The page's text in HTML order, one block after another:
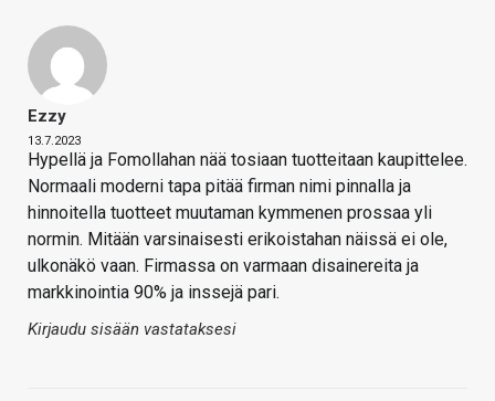
Ezzy
13.7.2023
Hypellä ja Fomollahan nää tosiaan tuotteitaan kaupittelee.
Normaali moderni tapa pitää firman nimi pinnalla ja
hinnoitella tuotteet muutaman kymmenen prossaa yli
normin. Mitään varsinaisesti erikoistahan näissä ei ole,
ulkonäkö vaan. Firmassa on varmaan disainereita ja
markkinointia 90% ja inssejä pari.
Kirjaudu sisään vastataksesi